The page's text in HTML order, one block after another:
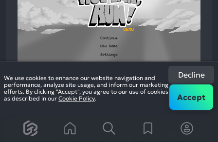
Human, run!
2021Action
We use cookies to enhance our website navigation and
performance, analyze site usage, and inform our marketing
efforts. By clicking "Accept", you agree to our use of cookies
as described in our Cookie Policy.
Decline
Accept